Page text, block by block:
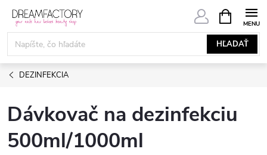
Prejsť
obsah
HĽADAŤ
KOŠÍK
DEZINFEKCIA
Dávkovač na dezinfekciu
500ml/1000ml